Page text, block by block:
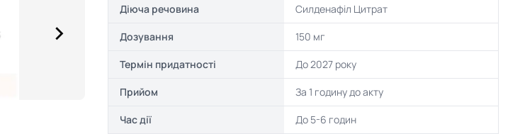
Діюча речовина Силденафіл Цитрат
Дозування 150 мг
Термін придатності До 2027 року
Прийом За 1 годину до акту
Час дії До 5-6 годин